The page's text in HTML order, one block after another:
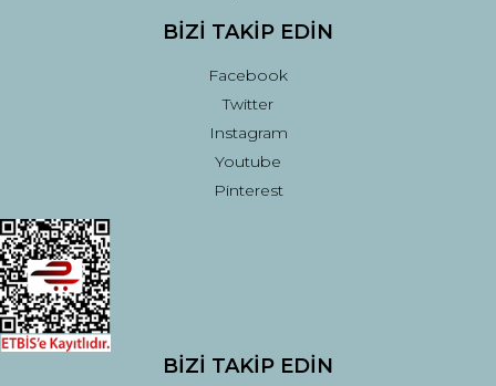
BİZİ TAKİP EDİN
Facebook
Twitter
Instagram
Youtube
Pinterest
BİZİ TAKİP EDİN